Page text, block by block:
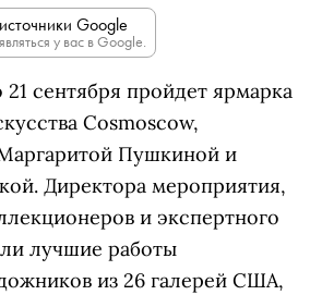
Google
у вас в Google.
сентября пройдет ярмарка
Cosmoscow,
Пушкиной и
Директора мероприятия,
и экспертного
лучшие работы
из 26 галерей США,